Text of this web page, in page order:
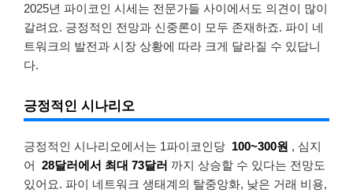
2025년 파이코인 시세는 전문가들 사이에서도 의견이 많이
갈려요. 긍정적인 전망과 신중론이 모두 존재하죠. 파이 네
트워크의 발전과 시장 상황에 따라 크게 달라질 수 있답니
다.
긍정적인 시나리오
긍정적인 시나리오에서는 1파이코인당 100~300원 , 심지
어 28달러에서 최대 73달러 까지 상승할 수 있다는 전망도
있어요. 파이 네트워크 생태계의 탈중앙화, 낮은 거래 비용,